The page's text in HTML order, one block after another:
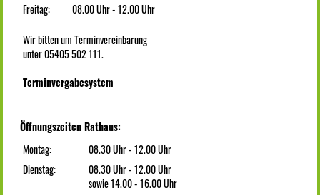
Freitag:
08.00 Uhr - 12.00 Uhr
Wir bitten um Terminvereinbarung
unter 05405 502 111.
Terminvergabesystem
Öffnungszeiten Rathaus:
Montag:
08.30 Uhr - 12.00 Uhr
Dienstag:
08.30 Uhr - 12.00 Uhr
sowie 14.00 - 16.00 Uhr